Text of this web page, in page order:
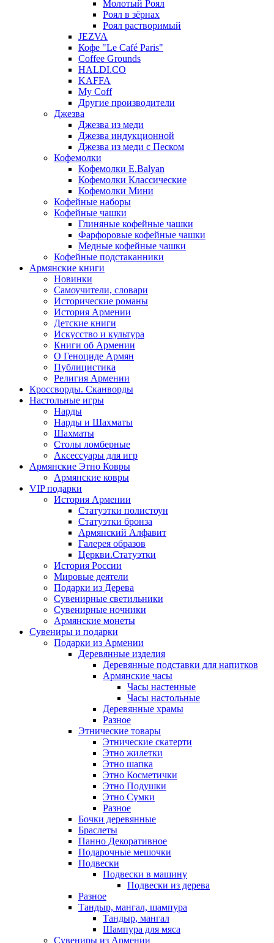
Молотый Роял
Роял в зёрнах
Роял растворимый
JEZVA
Кофе "Le Café Paris"
Coffee Grounds
HALDI.CO
KAFFA
My Coff
Другие производители
Джезва
Джезва из меди
Джезва индукционной
Джезва из меди с Песком
Кофемолки
Кофемолки E.Balyan
Кофемолки Классические
Кофемолки Мини
Кофейные наборы
Кофейные чашки
Глиняные кофейные чашки
Фарфоровые кофейные чашки
Медные кофейные чашки
Кофейные подстаканники
Армянские книги
Новинки
Самоучители, словари
Исторические романы
История Армении
Детские книги
Иcкусство и культура
Книги об Армении
О Геноциде Армян
Публицистика
Религия Армении
Кроссворды. Сканворды
Настольные игры
Нарды
Нарды и Шахматы
Шахматы
Столы ломберные
Аксессуары для игр
Армянские Этно Ковры
Армянские ковры
VIP подарки
История Армении
Статуэтки полистоун
Статуэтки бронза
Армянский Алфавит
Галерея образов
Церкви.Статуэтки
История России
Мировые деятели
Подарки из Дерева
Сувенирные светильники
Сувенирные ночники
Армянские монеты
Сувениры и подарки
Подарки из Армении
Деревянные изделия
Деревянные подставки для напитков
Армянские часы
Часы настенные
Часы настольные
Деревянные храмы
Разное
Этнические товары
Этнические скатерти
Этно жилетки
Этно шапка
Этно Косметички
Этно Подушки
Этно Сумки
Разное
Бочки деревянные
Браслеты
Панно Декоративное
Подарочные мешочки
Подвески
Подвески в машину
Подвески из дерева
Разное
Тандыр, мангал, шампура
Тандыр, мангал
Шампура для мяса
Сувениры из Армении